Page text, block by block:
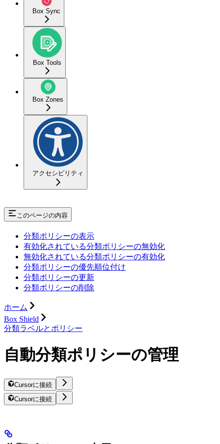
Box Sync
Box Tools
Box Zones
アクセシビリティ
このページの内容
分類ポリシーの表示
有効化されている分類ポリシーの無効化
無効化されている分類ポリシーの有効化
分類ポリシーの優先順位付け
分類ポリシーの更新
分類ポリシーの削除
ホーム
Box Shield
分類ラベルとポリシー
自動分類ポリシーの管理
Cursorに接続
Cursorに接続